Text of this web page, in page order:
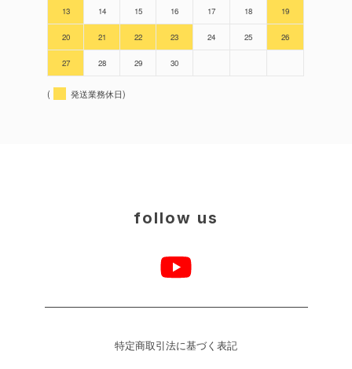
13 14 15 16 17 18 19
20 21 22 23 24 25 26
27 28 29 30
( 発送業務休日)
follow us
特定商取引法に基づく表記